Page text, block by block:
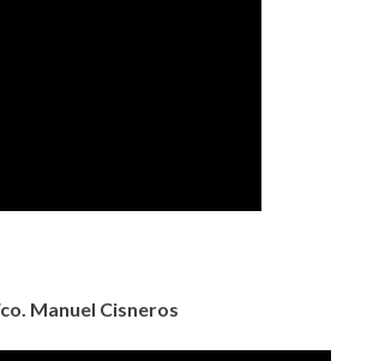
Manuel Cisneros